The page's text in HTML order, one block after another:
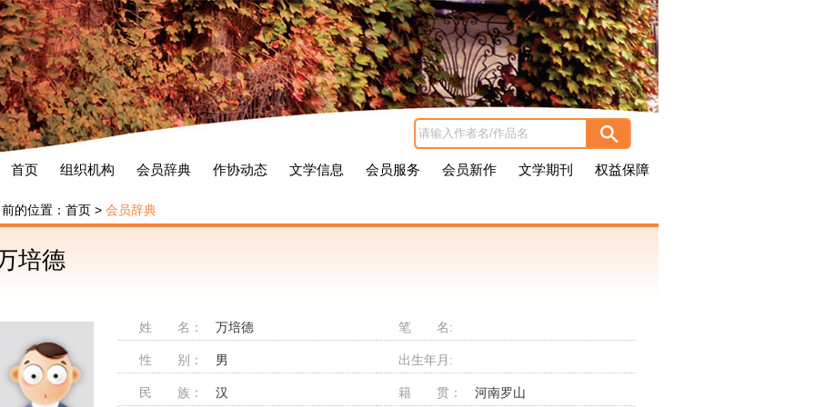
首页 组织机构 会员辞典 作协动态 文学信息 会员服务 会员新作 文学期刊 权益保障
的位置： 首页 > 会员辞典
培德
姓 名： 万培德 笔 名:
性 别： 男 出生年月:
民 族： 汉 籍 贯： 河南罗山